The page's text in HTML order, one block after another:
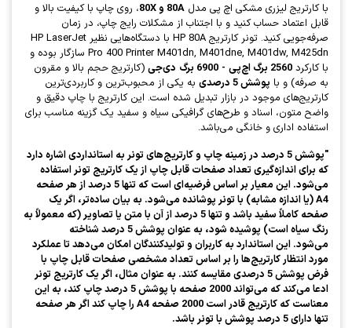
با کارتریج لیزری مشکی اچ پی مدل 80A و 80X
، روی چاپ با کیفیت بالا و
قابل اعتماد حساب کنید و با اجتناب از مشکلات رایج چاپ، در زمان
صرفه‌جویی کنید. تونر کارتریج HP 80A با دستگاه‌هایی نظیر HP LaserJet
Pro 400 Printer M401dn, M401dne, M401dw, M425dn سازگار بوده و
با کارکرد 2560 برگ اچ‌پی - 6900 برگ دی‌جی (کارتریج حجم بالا و مقرون
به صرفه) و با پوشش 5 درصدی
به یکی از محبوب‌ترین و کاربردی‌ترین
کارتریج‌های موجود در بازار تبدیل شده است. این کارتریج با چاپ دقیق و
واضح متون، اسناد و طرح‌های گرافیکی سیاه و سفید یک گزینه مناسب برای
استفاده اداری و خانگی می‌باشد.
"پوشش 5 درصد در زمینه چاپ و کارتریج‌های تونر به استانداردی اشاره دارد
که برای اندازه‌گیری تعداد صفحات قابل چاپ از یک کارتریج تونر استفاده
می‌شود. این معیار بر اساس فرضیه‌ای است که تنها 5 درصد از هر صفحه
A4 (یا اندازه مشابه) با تونر پوشانده می‌شود. به بیان ساده‌تر، اگر یک
صفحه کاملاً سفید باشد و تنها 5 درصد از آن با متن یا تصاویر (که معمولاً به
رنگ سیاه است) پوشیده شود، به عنوان پوشش 5 درصد شناخته
می‌شود. این استاندارد به کاربران و تولیدکنندگان امکان می‌دهد تا عملکرد
مورد انتظار کارتریج‌ها را بر اساس تعداد مشخصی صفحات قابل چاپ با
فرض پوشش 5 درصدی مقایسه کنند. به عنوان مثال، اگر یک کارتریج تونر
ادعا می‌کند که می‌تواند 2000 صفحه با پوشش 5 درصد چاپ کند، به این
معناست که کارتریج قادر است 2000 صفحه A4 را چاپ کند اگر هر صفحه
تنها دارای 5 درصد پوشش با تونر باشد.